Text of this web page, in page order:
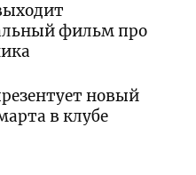
фильм про
новый
в клубе